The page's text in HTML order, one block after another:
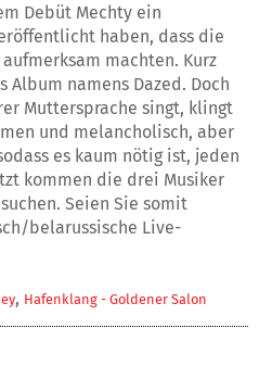
Debüt Mechty ein
haben, dass die
machten. Kurz
namens Dazed. Doch
Muttersprache singt, klingt
und melancholisch, aber
es kaum nötig ist, jeden
kommen die drei Musiker
Seien Sie somit
belarussische Live-
, Hafenklang - Goldener Salon